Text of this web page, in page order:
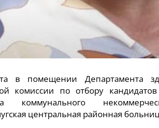
в помещении Департамента
комиссии по отбору
коммунального
центральная районная